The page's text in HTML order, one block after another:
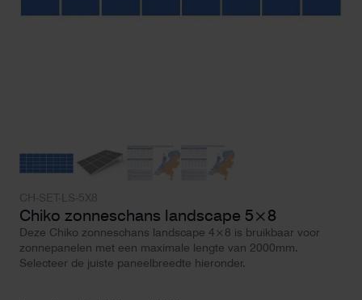
Chiko zonneschans landscape 5×8
Deze Chiko zonneschans landscape 4×8 is bruikbaar voor
zonnepanelen met een maximale lengte van 2000mm.
Selecteer de juiste paneelbreedte hieronder.